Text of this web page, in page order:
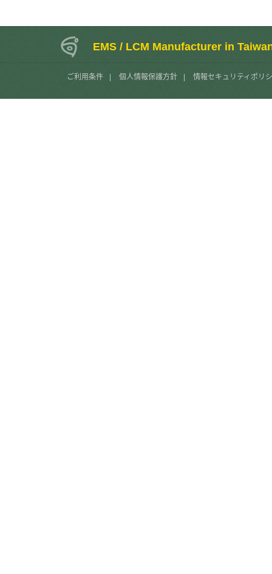
EMS / LCM Manufacturer in
ご利用条件 個人情報保護方針 情報セキュリティポリ